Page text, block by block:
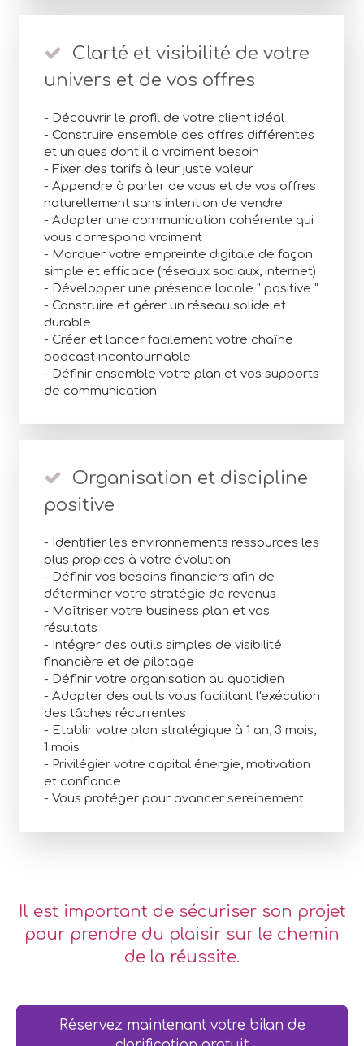
Clarté et visibilité de votre
univers et de vos offres
- Découvrir le profil de votre client idéal
- Construire ensemble des offres différentes
et uniques dont il a vraiment besoin
- Fixer des tarifs à leur juste valeur
- Appendre à parler de vous et de vos offres
naturellement sans intention de vendre
- Adopter une communication cohérente qui
vous correspond vraiment
- Marquer votre empreinte digitale de façon
simple et efficace (réseaux sociaux, internet)
- Développer une présence locale " positive "
- Construire et gérer un réseau solide et
durable
- Créer et lancer facilement votre chaîne
podcast incontournable
- Définir ensemble votre plan et vos supports
de communication
Organisation et discipline
positive
- Identifier les environnements ressources les
plus propices à votre évolution
- Définir vos besoins financiers afin de
déterminer votre stratégie de revenus
- Maîtriser votre business plan et vos
résultats
- Intégrer des outils simples de visibilité
financière et de pilotage
- Définir votre organisation au quotidien
- Adopter des outils vous facilitant l'exécution
des tâches récurrentes
- Etablir votre plan stratégique à 1 an, 3 mois,
1 mois
- Privilégier votre capital énergie, motivation
et confiance
- Vous protéger pour avancer sereinement
Il est important de sécuriser son projet
pour prendre du plaisir sur le chemin
de la réussite.
Réservez maintenant votre bilan de